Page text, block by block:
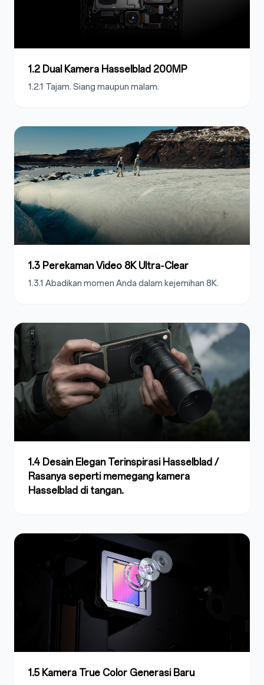
1.2 Dual Kamera Hasselblad 200MP
1.2.1 Tajam. Siang maupun malam.
1.3 Perekaman Video 8K Ultra‑Clear
1.3.1 Abadikan momen Anda dalam kejernihan 8K.
1.4 Desain Elegan Terinspirasi Hasselblad /
Rasanya seperti memegang kamera
Hasselblad di tangan.
1.5 Kamera True Color Generasi Baru